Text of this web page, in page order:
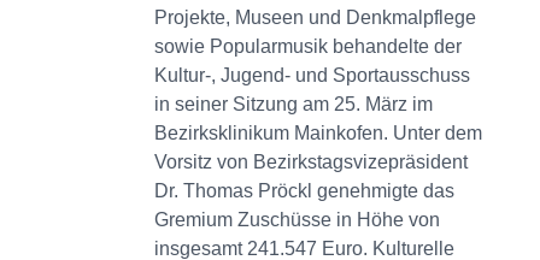
Projekte, Museen und Denkmalpflege
sowie Popularmusik behandelte der
Kultur-, Jugend- und Sportausschuss
in seiner Sitzung am 25. März im
Bezirksklinikum Mainkofen. Unter dem
Vorsitz von Bezirkstagsvizepräsident
Dr. Thomas Pröckl genehmigte das
Gremium Zuschüsse in Höhe von
insgesamt 241.547 Euro. Kulturelle